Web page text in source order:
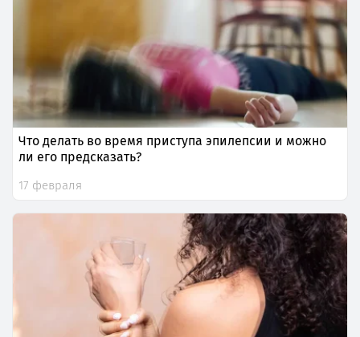
Что делать во время приступа эпилепсии и можно
ли его предсказать?
17 февраля